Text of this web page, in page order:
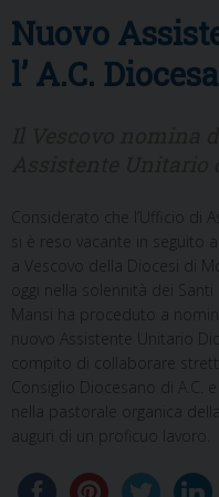
Nuovo
l’ A.C.
Considerato che l’Ufficio di
si è reso vacante in seguito
a Vescovo della Diocesi di
oggi nella solennità dei
Mansi ha proceduto a
nuovo Assistente Unitario
compito di collaborare
Consiglio Diocesano di A.C.
nella pastorale organica
auguri di un proficuo lavoro.